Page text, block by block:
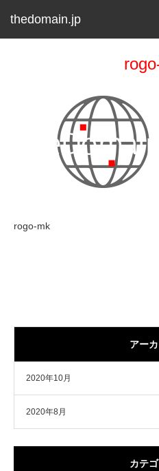
thedomain.jp
rogo-mk
アー
2020年10月
2020年8月
カテ